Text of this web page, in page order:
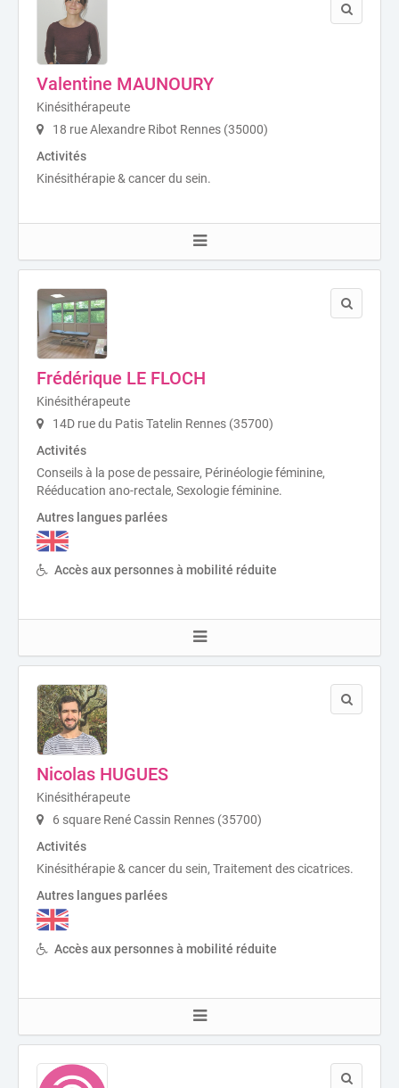
Valentine MAUNOURY
Kinésithérapeute
18 rue Alexandre Ribot Rennes (35000)
Activités
Kinésithérapie & cancer du sein.
Frédérique LE FLOCH
Kinésithérapeute
14D rue du Patis Tatelin Rennes (35700)
Activités
Conseils à la pose de pessaire, Périnéologie féminine,
Rééducation ano-rectale, Sexologie féminine.
Autres langues parlées
Accès aux personnes à mobilité réduite
Nicolas HUGUES
Kinésithérapeute
6 square René Cassin Rennes (35700)
Activités
Kinésithérapie & cancer du sein, Traitement des cicatrices.
Autres langues parlées
Accès aux personnes à mobilité réduite